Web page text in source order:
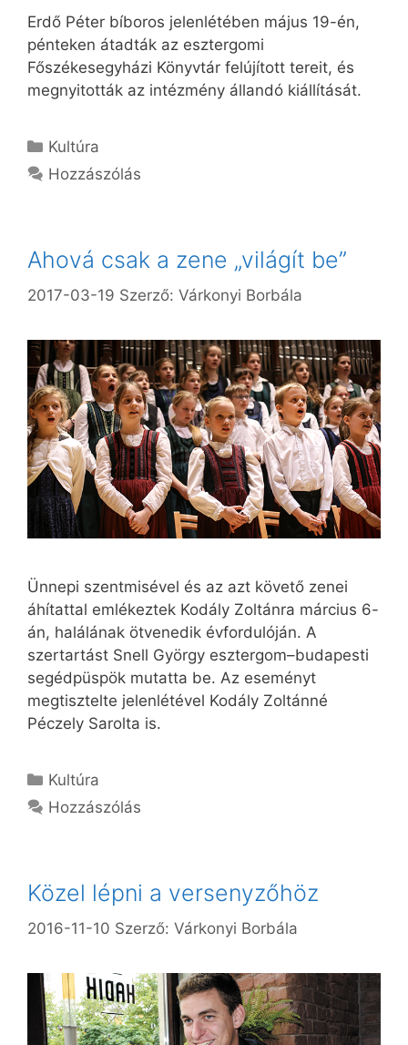
Erdő Péter bíboros jelenlétében május 19-én,
pénteken átadták az esztergomi
Főszékesegyházi Könyvtár felújított tereit, és
megnyitották az intézmény állandó kiállítását.
Kategória
Kultúra
Hozzászólás
Ahová csak a zene „világít be”
2017-03-19 Szerző: Várkonyi Borbála
Ünnepi szentmisével és az azt követő zenei
áhítattal emlékeztek Kodály Zoltánra március 6-
án, halálának ötvenedik évfordulóján. A
szertartást Snell György esztergom–budapesti
segédpüspök mutatta be. Az eseményt
megtisztelte jelenlétével Kodály Zoltánné
Péczely Sarolta is.
Kategória
Kultúra
Hozzászólás
Közel lépni a versenyzőhöz
2016-11-10 Szerző: Várkonyi Borbála